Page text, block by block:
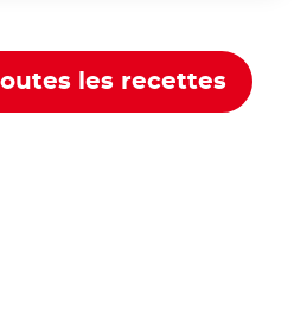
les recettes